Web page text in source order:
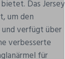
Das Jersey
um den
verfügt über
verbesserte
für